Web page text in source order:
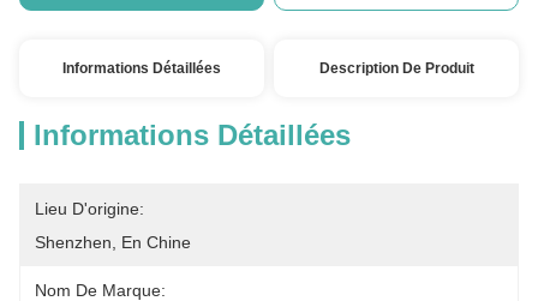
Informations Détaillées Description De Produit
Informations Détaillées
Lieu D'origine:
Shenzhen, En Chine
Nom De Marque: